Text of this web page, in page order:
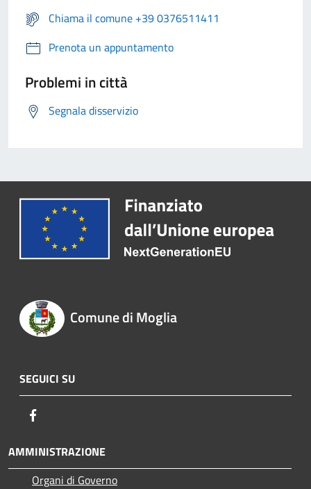
Chiama il comune +39 0376511411
Prenota un appuntamento
Problemi in città
Segnala disservizio
Comune di Moglia
SEGUICI SU
AMMINISTRAZIONE
Organi di Governo